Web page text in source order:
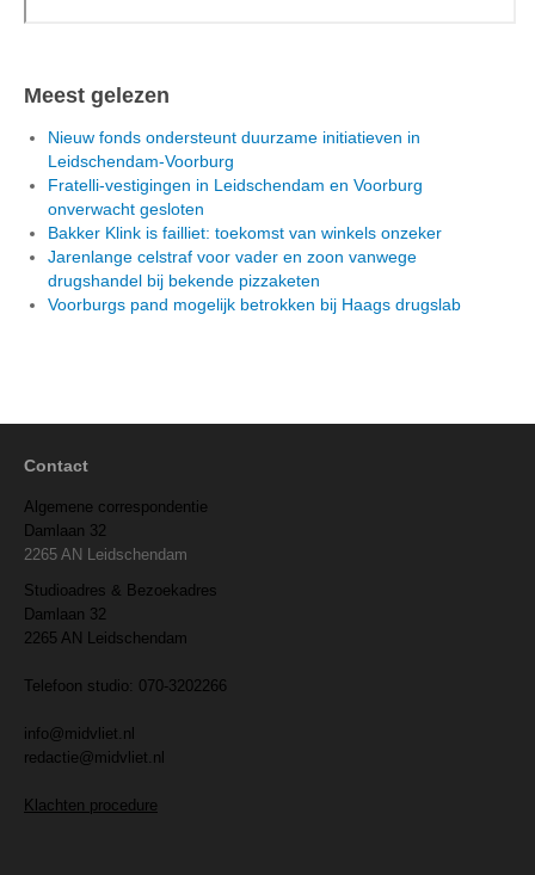
Meest gelezen
Nieuw fonds ondersteunt duurzame initiatieven in
Leidschendam-Voorburg
Fratelli-vestigingen in Leidschendam en Voorburg
onverwacht gesloten
Bakker Klink is failliet: toekomst van winkels onzeker
Jarenlange celstraf voor vader en zoon vanwege
drugshandel bij bekende pizzaketen
Voorburgs pand mogelijk betrokken bij Haags drugslab
Contact
Algemene correspondentie
Damlaan 32
2265 AN Leidschendam
Studioadres & Bezoekadres
Damlaan 32
2265 AN Leidschendam
Telefoon studio: 070-3202266
info@midvliet.nl
redactie@midvliet.nl
Klachten procedure